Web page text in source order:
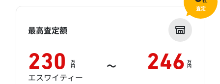
最高査定額
230 万
円 ～ 246 万
円
エスワイティー
査定